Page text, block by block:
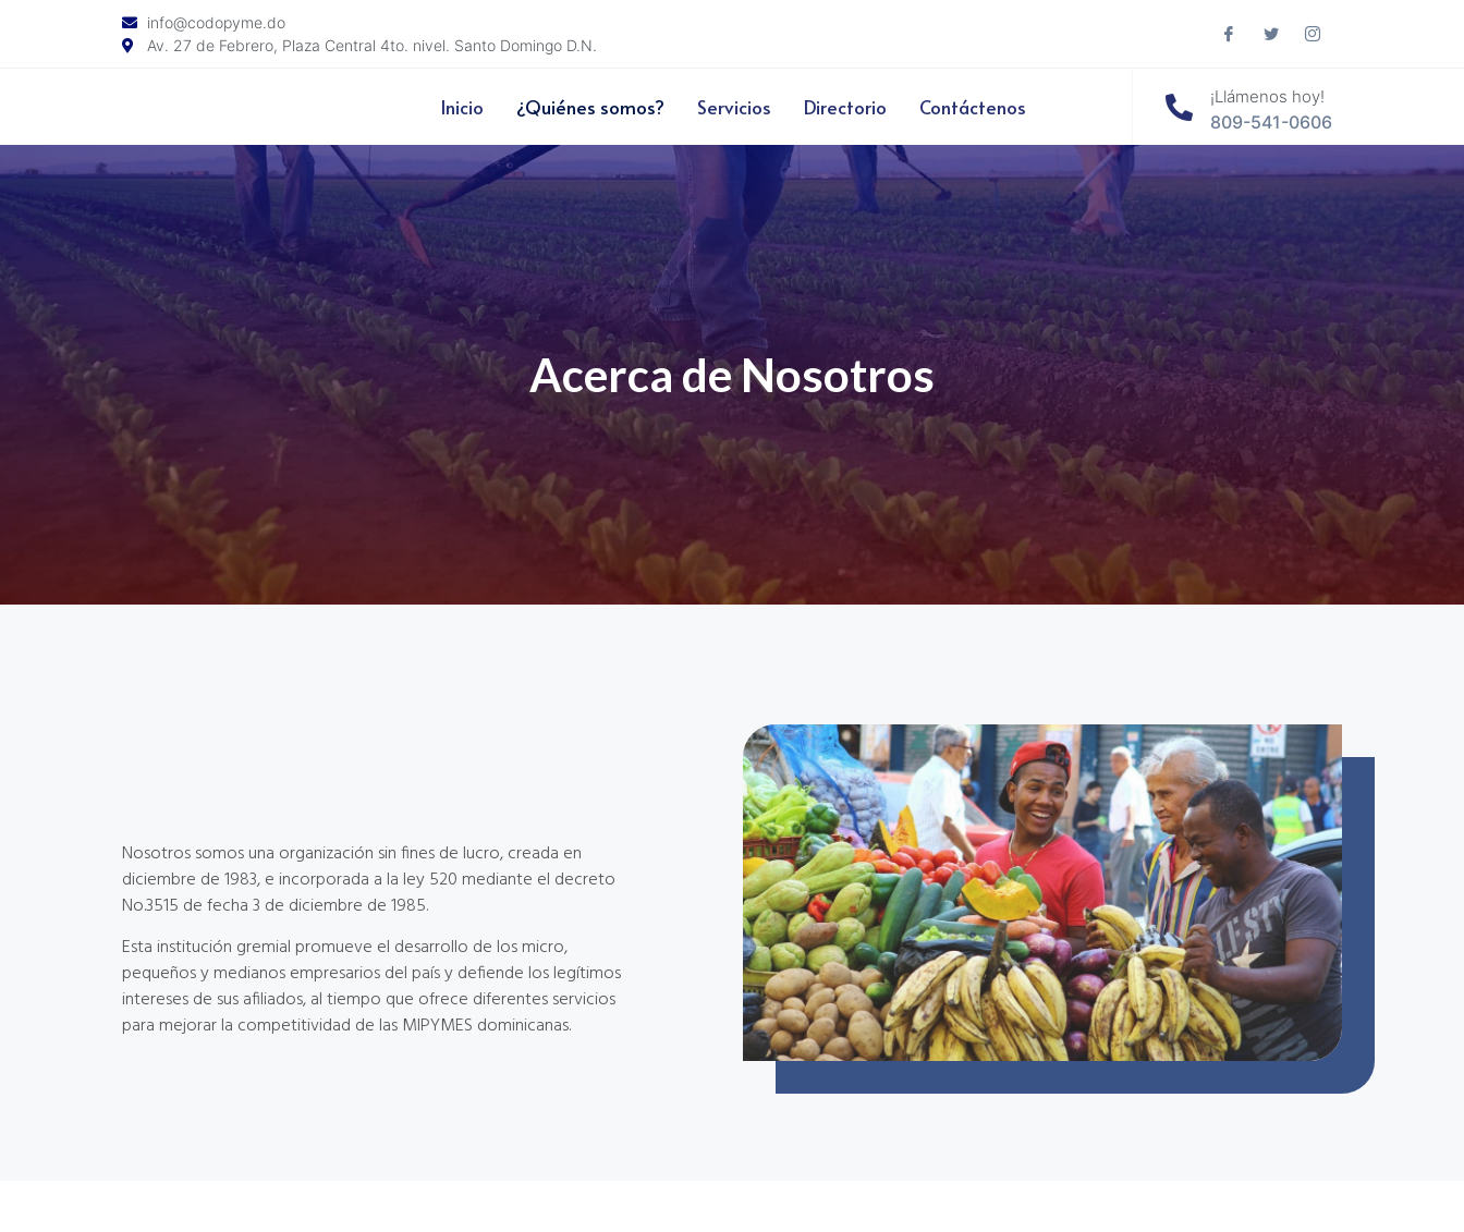
info@codopyme.do
Av. 27 de Febrero, Plaza Central 4to. nivel. Santo Domingo D.N.
Inicio ¿Quiénes somos? Servicios Directorio Contáctenos ¡Llámenos hoy!
809-541-0606
Acerca de Nosotros
Nosotros somos una organización sin fines de lucro, creada en
diciembre de 1983, e incorporada a la ley 520 mediante el decreto
No.3515 de fecha 3 de diciembre de 1985.
Esta institución gremial promueve el desarrollo de los micro,
pequeños y medianos empresarios del país y defiende los legítimos
intereses de sus afiliados, al tiempo que ofrece diferentes servicios
para mejorar la competitividad de las MIPYMES dominicanas.